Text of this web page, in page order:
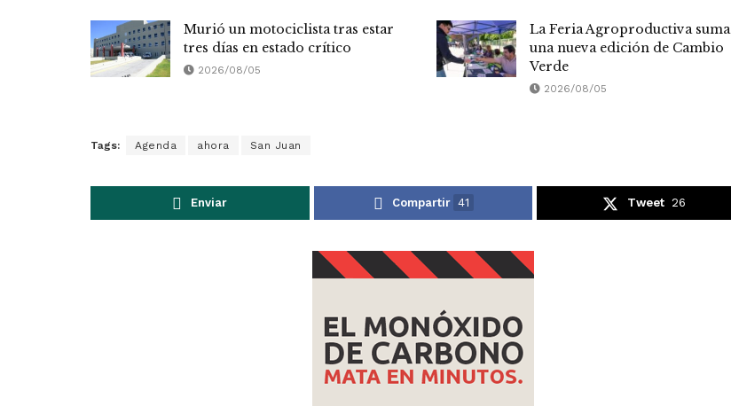
Murió un motociclista tras estar
tres días en estado crítico
2026/08/05
La Feria Agroproductiva suma
una nueva edición de Cambio
Verde
2026/08/05
Tags: Agenda ahora San Juan
Enviar Compartir 41 Tweet 26